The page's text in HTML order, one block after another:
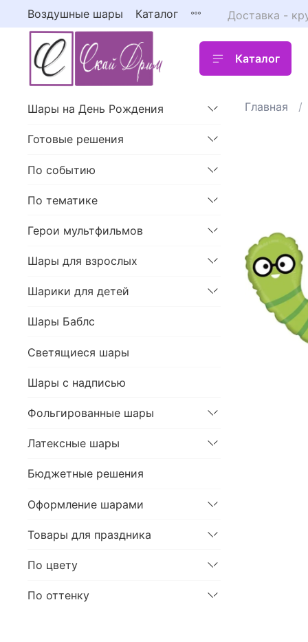
Воздушные шары Каталог Доставка -
Каталог
Главная
Шары на День Рождения
Готовые решения
По событию
По тематике
Герои мультфильмов
Шары для взрослых
Шарики для детей
Шары Баблс
Светящиеся шары
Шары с надписью
Фольгированные шары
Латексные шары
Бюджетные решения
Оформление шарами
Товары для праздника
По цвету
По оттенку